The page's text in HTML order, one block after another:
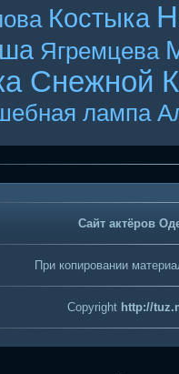
Костыка
Ягремцева
Снежной
лампа
Сайт актёров
При копировании
Copyright http://